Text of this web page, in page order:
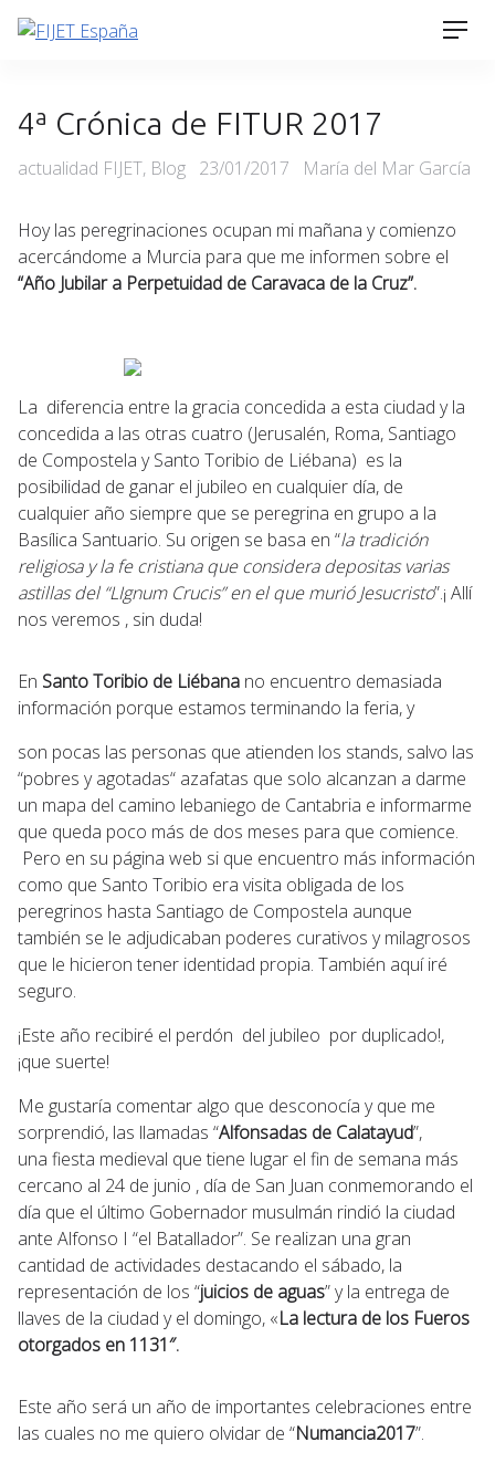
Skip
4ª Crónica de FITUR 2017
Categories
actualidad FIJET, Blog Posted
23/01/2017 María del Mar García
Hoy las peregrinaciones ocupan mi mañana y comienzo
acercándome a Murcia para que me informen sobre el
“Año Jubilar a Perpetuidad de Caravaca de la Cruz”.
La diferencia entre la gracia concedida a esta ciudad y la
concedida a las otras cuatro (Jerusalén, Roma, Santiago
de Compostela y Santo Toribio de Liébana) es la
posibilidad de ganar el jubileo en cualquier día, de
cualquier año siempre que se peregrina en grupo a la
Basílica Santuario. Su origen se basa en “la tradición
religiosa y la fe cristiana que considera depositas varias
astillas del “LIgnum Crucis” en el que murió Jesucristo”.¡ Allí
nos veremos , sin duda!
En Santo Toribio de Liébana no encuentro demasiada
información porque estamos terminando la feria, y
son pocas las personas que atienden los stands, salvo las
“pobres y agotadas“ azafatas que solo alcanzan a darme
un mapa del camino lebaniego de Cantabria e informarme
que queda poco más de dos meses para que comience.
Pero en su página web si que encuentro más información
como que Santo Toribio era visita obligada de los
peregrinos hasta Santiago de Compostela aunque
también se le adjudicaban poderes curativos y milagrosos
que le hicieron tener identidad propia. También aquí iré
seguro.
¡Este año recibiré el perdón del jubileo por duplicado!,
¡que suerte!
Me gustaría comentar algo que desconocía y que me
sorprendió, las llamadas “Alfonsadas de Calatayud”,
una fiesta medieval que tiene lugar el fin de semana más
cercano al 24 de junio , día de San Juan conmemorando el
día que el último Gobernador musulmán rindió la ciudad
ante Alfonso I “el Batallador”. Se realizan una gran
cantidad de actividades destacando el sábado, la
representación de los “juicios de aguas” y la entrega de
llaves de la ciudad y el domingo, «La lectura de los Fueros
otorgados en 1131″.
Este año será un año de importantes celebraciones entre
las cuales no me quiero olvidar de “Numancia2017”.